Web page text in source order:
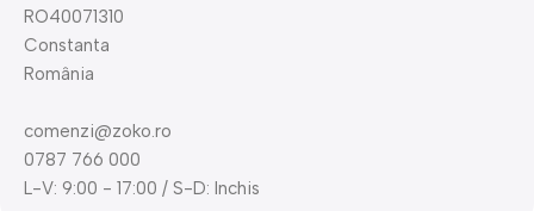
RO40071310
Constanta
România
comenzi@zoko.ro
0787 766 000
L-V: 9:00 - 17:00 / S-D: Inchis